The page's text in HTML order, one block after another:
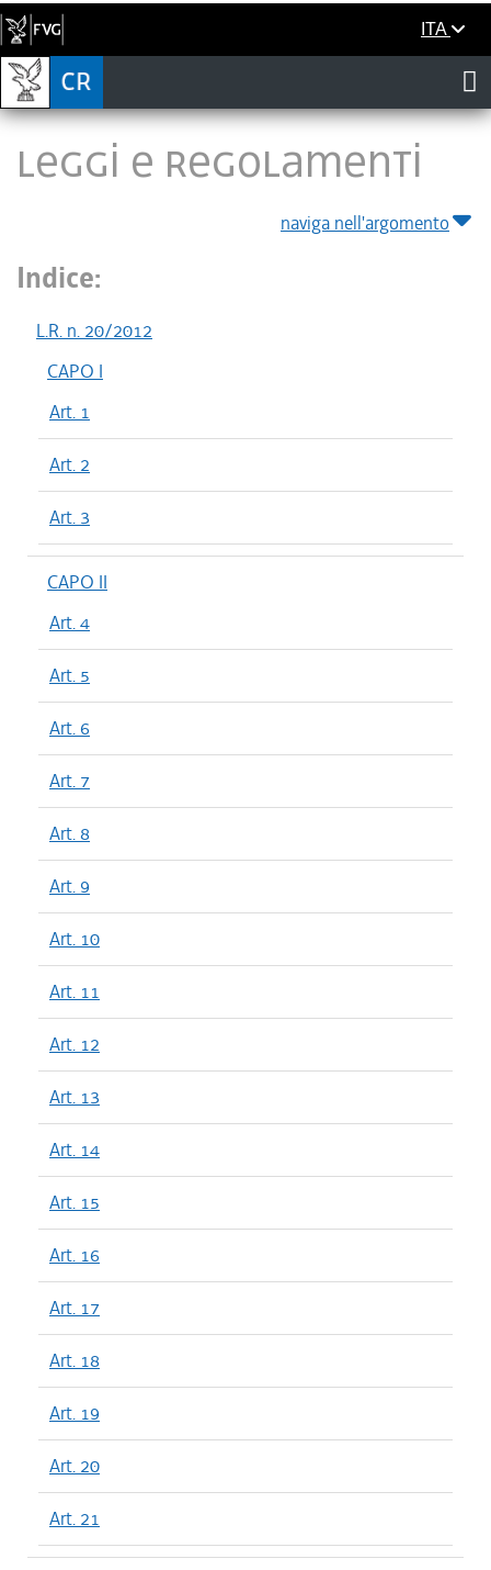
ITA
LEGGI E REGOLAMENTI
naviga nell'argomento
Indice:
L.R. n. 20/2012
CAPO I
Art. 1
Art. 2
Art. 3
CAPO II
Art. 4
Art. 5
Art. 6
Art. 7
Art. 8
Art. 9
Art. 10
Art. 11
Art. 12
Art. 13
Art. 14
Art. 15
Art. 16
Art. 17
Art. 18
Art. 19
Art. 20
Art. 21